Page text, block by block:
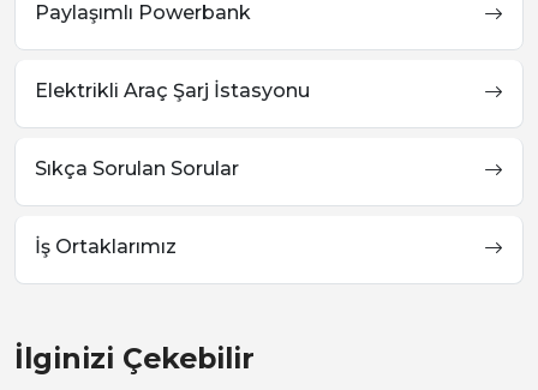
Paylaşımlı Powerbank
Elektrikli Araç Şarj İstasyonu
Sıkça Sorulan Sorular
İş Ortaklarımız
İlginizi Çekebilir